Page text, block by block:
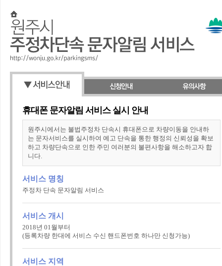
휴대폰 문자알림 서비스 실시 안내
원주시에서는 불법주정차 단속시 휴대폰으로 차량이동을 안내하
는 문자서비스를 실시하여 예고 단속을 통한 행정의 신뢰성을 확보
하고 차량단속으로 인한 주민 여러분의 불편사항을 해소하고자 합
니다.
서비스 명칭
주정차 단속 문자알림 서비스
서비스 개시
2018년 01월부터
(등록차량 한대에 서비스 수신 핸드폰번호 하나만 신청가능)
서비스 지역